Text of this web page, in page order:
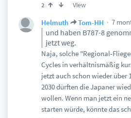
2 View
Helmuth Tom-HH 7
und haben B787-8
jetzt weg.
Naja, solche "Regional-
Cycles in verhältnismäßig
jetzt auch schon wieder über
2030 dürften die Japaner
wollen. Wenn man jetzt ein
starten würde, könnte das